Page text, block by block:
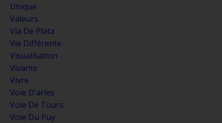
Unique
Valeurs
Via De Plata
Vie Différente
Visualisation
Vivante
Vivre
Voie D'arles
Voie De Tours
Voie Du Puy